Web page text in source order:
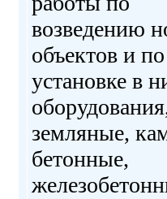
возведению
объектов и по
установке в
земляные,
бетонные,